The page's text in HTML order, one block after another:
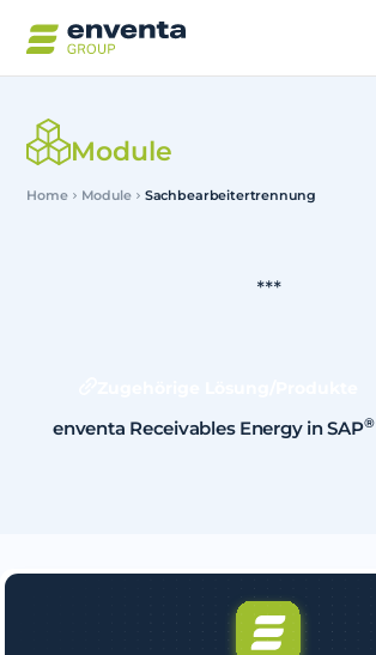
Module
Home Module Sachbearbeitertrennung
***
enventa Receivables Energy in SAP®